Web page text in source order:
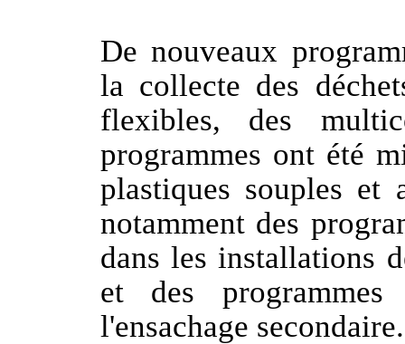
De nouveaux
la collecte des
flexibles, des
programmes ont été
plastiques souples et
notamment des
dans les installations
et des
l'ensachage secondaire.